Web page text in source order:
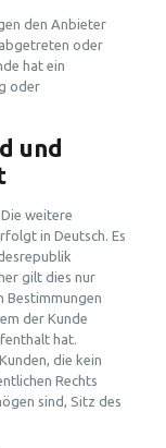
den Anbieter
oder
hat ein
oder
und
weitere
in Deutsch. Es
gilt dies nur
Bestimmungen
der Kunde
hat.
die kein
Rechts
sind, Sitz des